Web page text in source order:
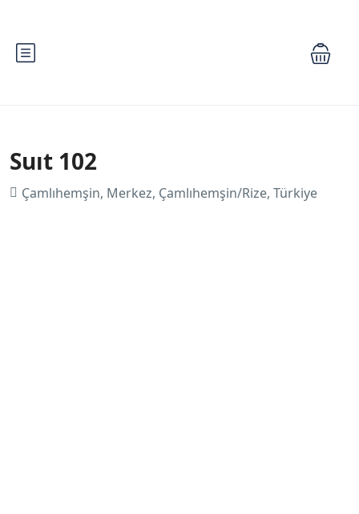
Suıt 102
Çamlıhemşin, Merkez, Çamlıhemşin/Rize, Türkiye